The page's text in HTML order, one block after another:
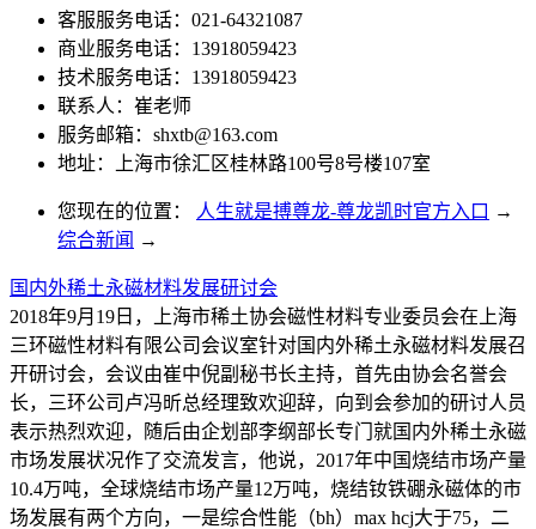
客服服务电话：021-64321087
商业服务电话：13918059423
技术服务电话：13918059423
联系人：崔老师
服务邮箱： shxtb@163.com
地址：上海市徐汇区桂林路100号8号楼107室
您现在的位置： 人生就是搏尊龙-尊龙凯时官方入口 →
综合新闻 →
国内外稀土永磁材料发展研讨会
2018年9月19日，上海市稀土协会磁性材料专业委员会在上海
三环磁性材料有限公司会议室针对国内外稀土永磁材料发展召
开研讨会，会议由崔中倪副秘书长主持，首先由协会名誉会
长，三环公司卢冯昕总经理致欢迎辞，向到会参加的研讨人员
表示热烈欢迎，随后由企划部李纲部长专门就国内外稀土永磁
市场发展状况作了交流发言，他说，2017年中国烧结市场产量
10.4万吨，全球烧结市场产量12万吨，烧结钕铁硼永磁体的市
场发展有两个方向，一是综合性能（bh）max hcj大于75，二